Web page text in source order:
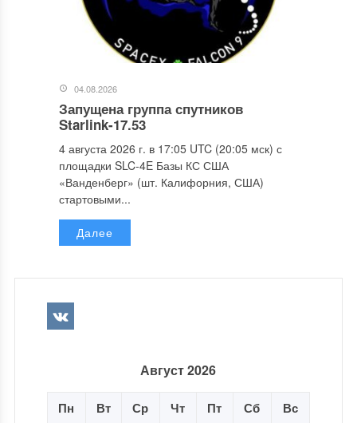
04.08.2026
Запущена группа спутников
Starlink-17.53
4 августа 2026 г. в 17:05 UTC (20:05 мск) с
площадки SLC-4E Базы КС США
«Ванденберг» (шт. Калифорния, США)
стартовыми...
Далее
Август 2026
Пн Вт Ср Чт Пт Сб Вс